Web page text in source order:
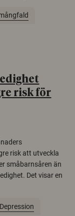
risk för
risk att utveckla
småbarnsåren än
Det visar en
Depression